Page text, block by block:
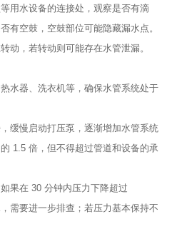
用水设备的连接处，观察是否有滴
有空鼓，空鼓部位可能隐藏漏水点。​
动，若转动则可能存在水管泄漏。​
水器、洗衣机等，确保水管系统处于
缓慢启动打压泵，逐渐增加水管系统
1.5 倍，但不得超过管道和设备的承
果在 30 分钟内压力下降超过
需要进一步排查；若压力基本保持不